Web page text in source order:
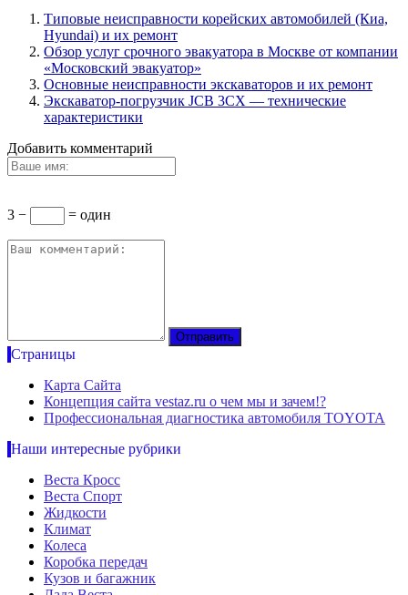
Типовые неисправности корейских автомобилей (Киа,
Hyundai) и их ремонт
Обзор услуг срочного эвакуатора в Москве от компании
«Московский эвакуатор»
Основные неисправности экскаваторов и их ремонт
Экскаватор-погрузчик JCB 3CX — технические
характеристики
Добавить комментарий
3 − = один
Страницы
Карта Сайта
Концепция сайта vestaz.ru о чем мы и зачем!?
Профессиональная диагностика автомобиля TOYOTA
Наши интересные рубрики
Веста Кросс
Веста Спорт
Жидкости
Климат
Колеса
Коробка передач
Кузов и багажник